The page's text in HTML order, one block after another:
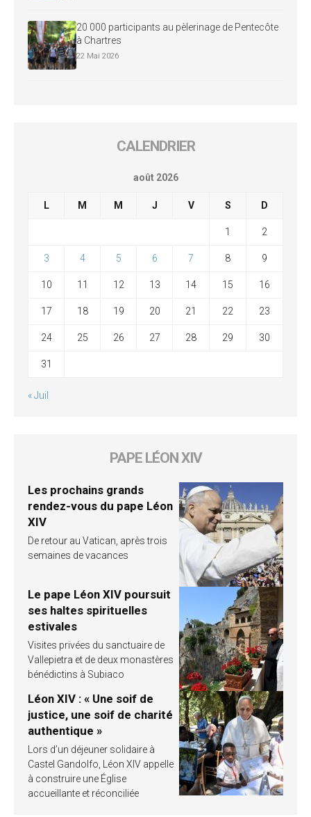
20 000 participants au pèlerinage de Pentecôte
à Chartres
22 Mai 2026
CALENDRIER
août 2026
L M M J V S D
1 2
3 4 5 6 7 8 9
10 11 12 13 14 15 16
17 18 19 20 21 22 23
24 25 26 27 28 29 30
31
« Juil
PAPE LÉON XIV
Les prochains grands
rendez-vous du pape Léon
XIV
De retour au Vatican, après trois
semaines de vacances
Le pape Léon XIV poursuit
ses haltes spirituelles
estivales
Visites privées du sanctuaire de
Vallepietra et de deux monastères
bénédictins à Subiaco
Léon XIV : « Une soif de
justice, une soif de charité
authentique »
Lors d’un déjeuner solidaire à
Castel Gandolfo, Léon XIV appelle
à construire une Église
accueillante et réconciliée